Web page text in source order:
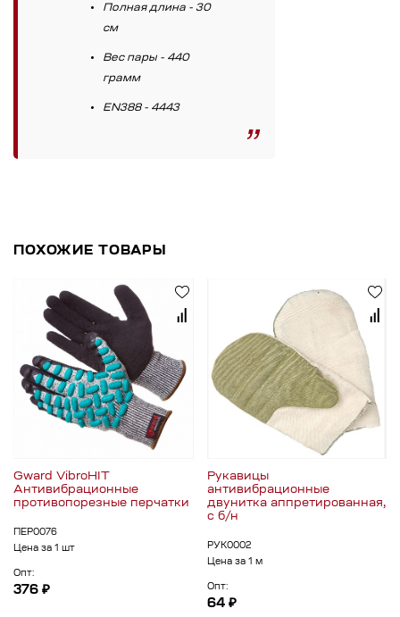
Полная длина - 30
см
Вес пары - 440
грамм
EN388 - 4443
ПОХОЖИЕ ТОВАРЫ
Gward VibroHIT
Антивибрационные
противопорезные перчатки
ПЕР0076
Цена за 1 шт
Опт:
376 ₽
Рукавицы
антивибрационные
двунитка аппретированная,
с б/н
РУК0002
Цена за 1 м
Опт:
64 ₽